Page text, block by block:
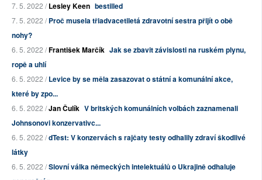
7. 5. 2022 /Lesley Keen bestilled
7. 5. 2022 /Proč musela třiadvacetiletá zdravotní sestra přijít o obě
nohy?
6. 5. 2022 /František Marčík Jak se zbavit závislosti na ruském plynu,
ropě a uhlí
6. 5. 2022 /Levice by se měla zasazovat o státní a komunální akce,
které by zpo...
6. 5. 2022 /Jan Čulík V britských komunálních volbách zaznamenali
Johnsonovi konzervativc...
6. 5. 2022 /dTest: V konzervách s rajčaty testy odhalily zdraví škodlivé
látky
6. 5. 2022 /Slovní válka německých intelektuálů o Ukrajině odhaluje